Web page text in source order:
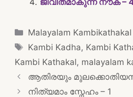
ജീവിതമാകുന്ന നൗക –
Categories
Malayalam Kambikathakal
Tags
Kambi Kadha, Kambi
Kambi Kathakal, malayalam
Post
navigation
ആതിരയും
നിത്യമാം സ്നേഹം – 1